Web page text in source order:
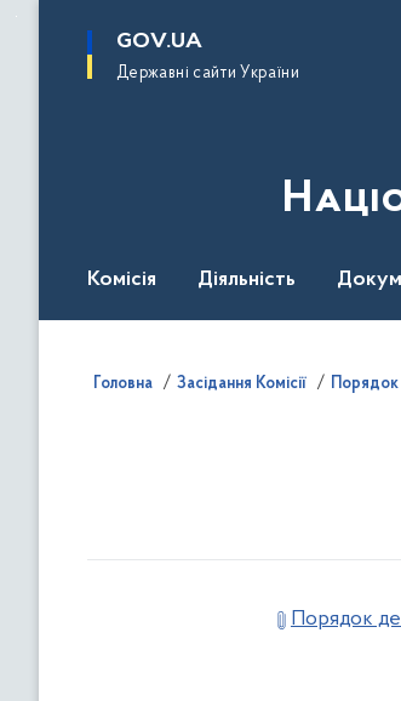
основного
GOV.UA
Державні сайти України
Комісія Діяльність
Головна Засідання Комісії Порядок
Порядок